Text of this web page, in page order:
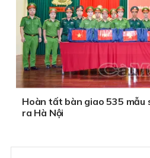
Hoàn tất bàn giao 535 mẫu
ra Hà Nội